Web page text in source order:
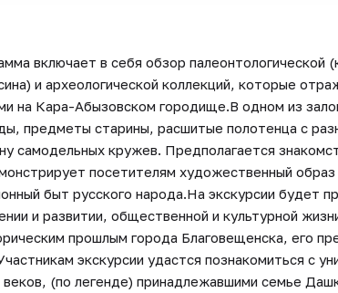
включает в себя обзор палеонтологической
и археологической коллекций, которые
на Кара-Абызовском городище.В одном из
предметы старины, расшитые полотенца с
самодельных кружев. Предполагается
посетителям художественный
быт русского народа.На экскурсии будет
и развитии, общественной и культурной
прошлым города Благовещенска, его
экскурсии удастся познакомиться с
(по легенде) принадлежавшими семье